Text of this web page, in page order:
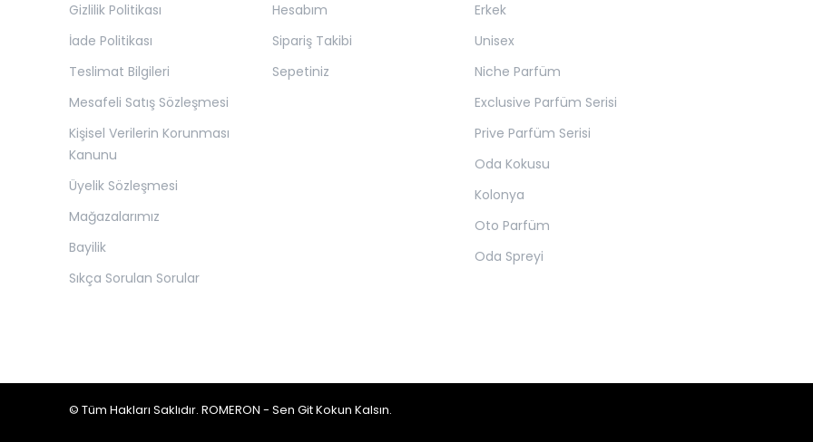
Gizlilik Politikası
İade Politikası
Teslimat Bilgileri
Mesafeli Satış Sözleşmesi
Kişisel Verilerin Korunması
Kanunu
Üyelik Sözleşmesi
Mağazalarımız
Bayilik
Sıkça Sorulan Sorular
Hesabım
Sipariş Takibi
Sepetiniz
Erkek
Unisex
Niche Parfüm
Exclusive Parfüm Serisi
Prive Parfüm Serisi
Oda Kokusu
Kolonya
Oto Parfüm
Oda Spreyi
© Tüm Hakları Saklıdır. ROMERON - Sen Git Kokun Kalsın.